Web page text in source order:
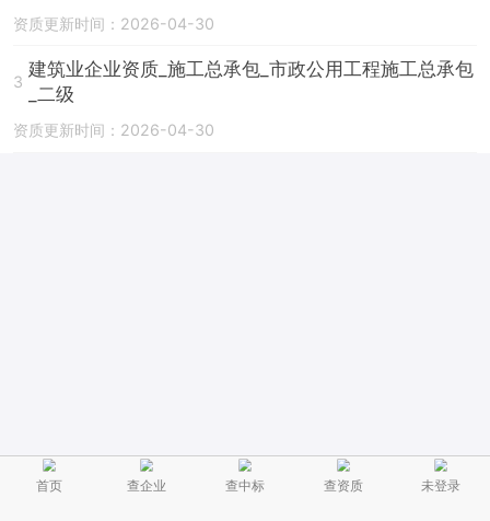
资质更新时间：2026-04-30
3
建筑业企业资质_施工总承包_市政公用工程施工总承包
_二级
资质更新时间：2026-04-30
首页 查企业 查中标 查资质 未登录